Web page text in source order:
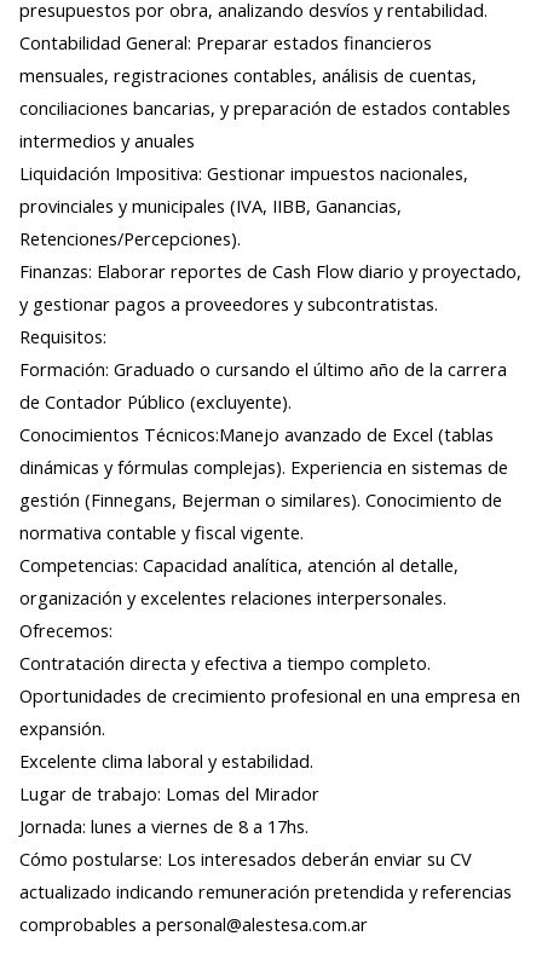
presupuestos por obra, analizando desvíos y rentabilidad.
Contabilidad General: Preparar estados financieros
mensuales, registraciones contables, análisis de cuentas,
conciliaciones bancarias, y preparación de estados contables
intermedios y anuales
Liquidación Impositiva: Gestionar impuestos nacionales,
provinciales y municipales (IVA, IIBB, Ganancias,
Retenciones/Percepciones).
Finanzas: Elaborar reportes de Cash Flow diario y proyectado,
y gestionar pagos a proveedores y subcontratistas.
Requisitos:
Formación: Graduado o cursando el último año de la carrera
de Contador Público (excluyente).
Conocimientos Técnicos:Manejo avanzado de Excel (tablas
dinámicas y fórmulas complejas). Experiencia en sistemas de
gestión (Finnegans, Bejerman o similares). Conocimiento de
normativa contable y fiscal vigente.
Competencias: Capacidad analítica, atención al detalle,
organización y excelentes relaciones interpersonales.
Ofrecemos:
Contratación directa y efectiva a tiempo completo.
Oportunidades de crecimiento profesional en una empresa en
expansión.
Excelente clima laboral y estabilidad.
Lugar de trabajo: Lomas del Mirador
Jornada: lunes a viernes de 8 a 17hs.
Cómo postularse: Los interesados deberán enviar su CV
actualizado indicando remuneración pretendida y referencias
comprobables a personal@alestesa.com.ar